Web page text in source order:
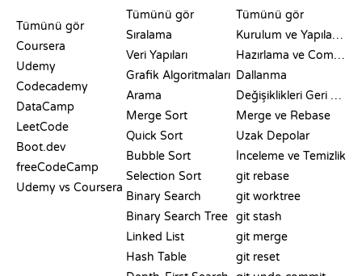
KARŞILAŞTIRMALAR
Tümünü gör
Coursera
Udemy
Codecademy
DataCamp
LeetCode
Boot.dev
freeCodeCamp
Udemy vs Coursera
Tümünü gör
Sıralama
Veri Yapıları
Grafik Algoritmaları
Arama
Merge Sort
Quick Sort
Bubble Sort
Selection Sort
Binary Search
Binary Search Tree
Linked List
Hash Table
Tümünü gör
Kurulum ve Yapılandırma
Hazırlama ve Commit
Dallanma
Değişiklikleri Geri Alma
Merge ve Rebase
Uzak Depolar
İnceleme ve Temizlik
git rebase
git worktree
git stash
git merge
git reset